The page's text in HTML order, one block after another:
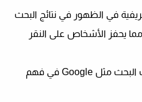
في الظهور في نتائج البحث
يحفز الأشخاص على النقر
يمكنهم أيضًا مساعدة محركات البحث مثل Google في فهم